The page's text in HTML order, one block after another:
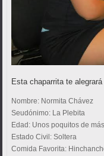
Esta chaparrita te
Nombre: Normita Chávez
Seudónimo: La Plebita
Edad: Unos poquitos de más
Estado Civil: Soltera
Comida Favorita: